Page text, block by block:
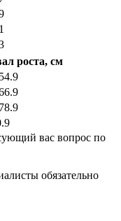
роста, см
вас вопрос по
обязательно